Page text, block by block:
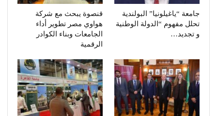
جامعة “ياغيلونيا” البولندية
تحلل مفهوم “الدولة الوطنية
و تجديد…
قنصوة يبحث مع شركة
هواوي مصر تطوير أداء
الجامعات وبناء الكوادر
الرقمية